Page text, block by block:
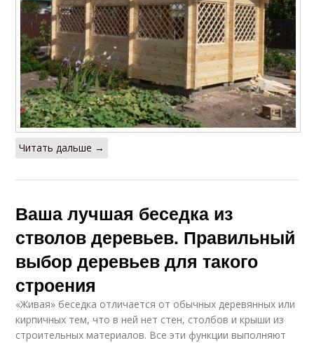
Читать дальше →
Ваша лучшая беседка из
стволов деревьев. Правильный
выбор деревьев для такого
строения
«Живая» беседка отличается от обычных деревянных или
кирпичных тем, что в ней нет стен, столбов и крыши из
строительных материалов. Все эти функции выполняют